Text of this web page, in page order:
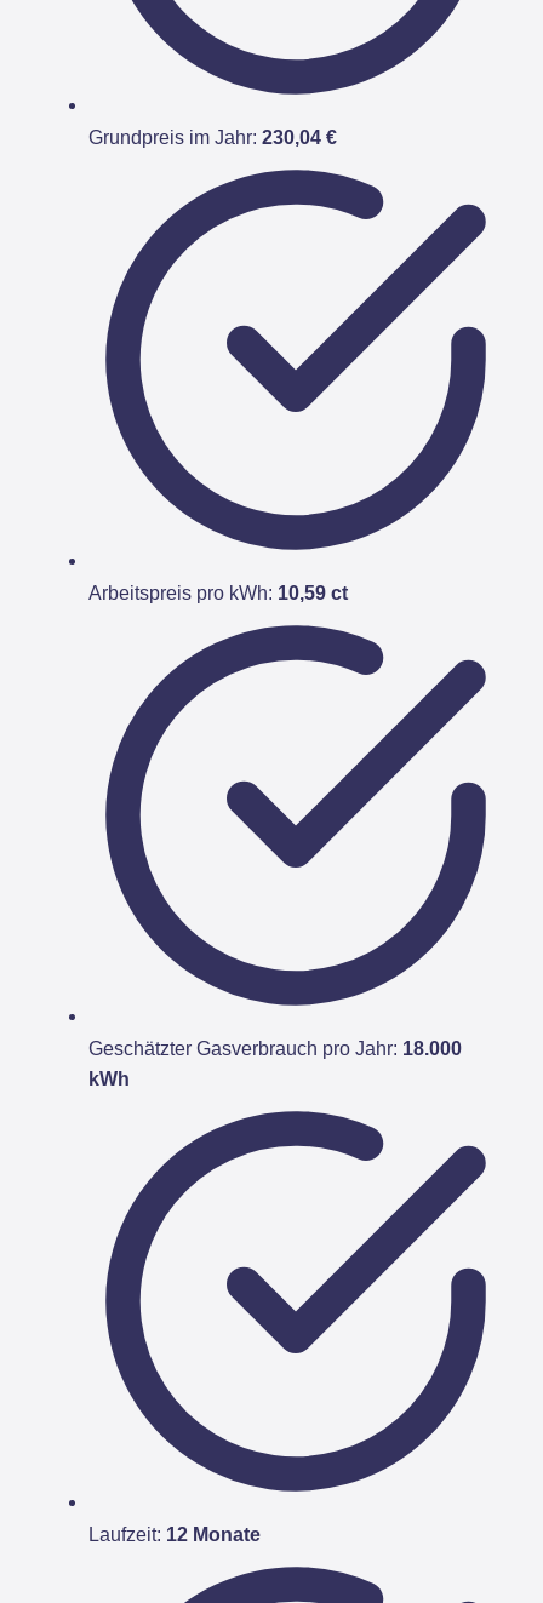
Grundpreis im Jahr: 230,04 €
Arbeitspreis pro kWh: 10,59 ct
Geschätzter Gasverbrauch pro Jahr: 18.000
kWh
Laufzeit: 12 Monate